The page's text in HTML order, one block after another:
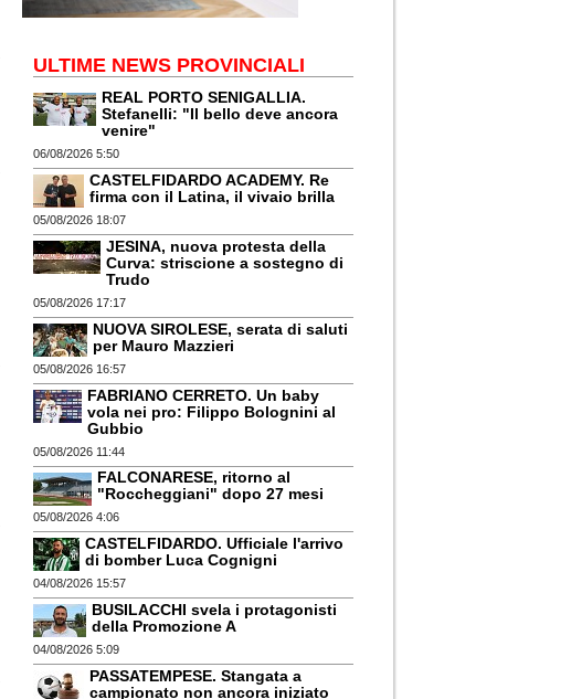
ULTIME NEWS PROVINCIALI
REAL PORTO SENIGALLIA.
Stefanelli: "Il bello deve ancora
venire"
06/08/2026 5:50
CASTELFIDARDO ACADEMY. Re
firma con il Latina, il vivaio brilla
05/08/2026 18:07
JESINA, nuova protesta della
Curva: striscione a sostegno di
Trudo
05/08/2026 17:17
NUOVA SIROLESE, serata di saluti
per Mauro Mazzieri
05/08/2026 16:57
FABRIANO CERRETO. Un baby
vola nei pro: Filippo Bolognini al
Gubbio
05/08/2026 11:44
FALCONARESE, ritorno al
"Roccheggiani" dopo 27 mesi
05/08/2026 4:06
CASTELFIDARDO. Ufficiale l'arrivo
di bomber Luca Cognigni
04/08/2026 15:57
BUSILACCHI svela i protagonisti
della Promozione A
04/08/2026 5:09
PASSATEMPESE. Stangata a
campionato non ancora iniziato